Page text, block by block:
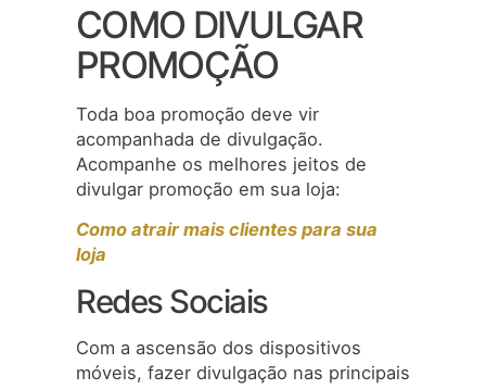
COMO DIVULGAR
PROMOÇÃO
Toda boa promoção deve vir
acompanhada de divulgação.
Acompanhe os melhores jeitos de
divulgar promoção em sua loja:
Como atrair mais clientes para sua
loja
Redes Sociais
Com a ascensão dos dispositivos
móveis, fazer divulgação nas principais